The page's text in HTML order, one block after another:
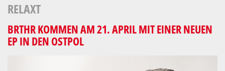
RELAXT
BRTHR KOMMEN AM 21. APRIL MIT EINER NEUEN
EP IN DEN OSTPOL